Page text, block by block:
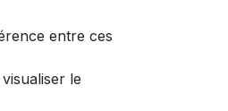
entre ces
le